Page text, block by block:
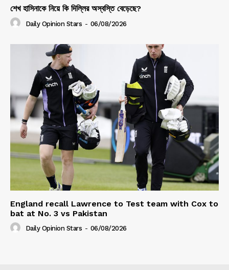
শেখ হাসিনাকে নিয়ে কি দিল্লির অস্বস্তি বেড়েছে?
Daily Opinion Stars - 06/08/2026
England recall Lawrence to Test team with Cox to
bat at No. 3 vs Pakistan
Daily Opinion Stars - 06/08/2026